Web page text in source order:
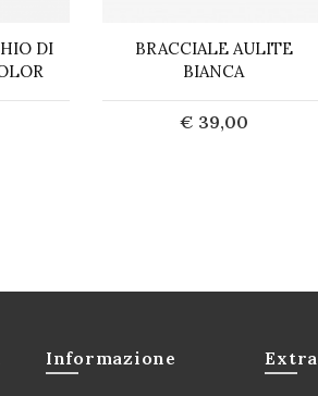
DI
BRACCIALE AULITE
BIANCA
€ 39,00
Informazione Extra